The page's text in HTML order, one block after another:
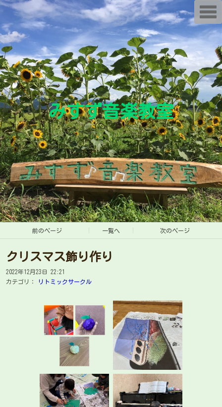
みすず音楽教室
前のページ 一覧へ 次のページ
クリスマス飾り作り
2022年12月23日 22:21
カテゴリ：
リトミックサークル
T
o
g
g
v
i
g
a
i
o
n